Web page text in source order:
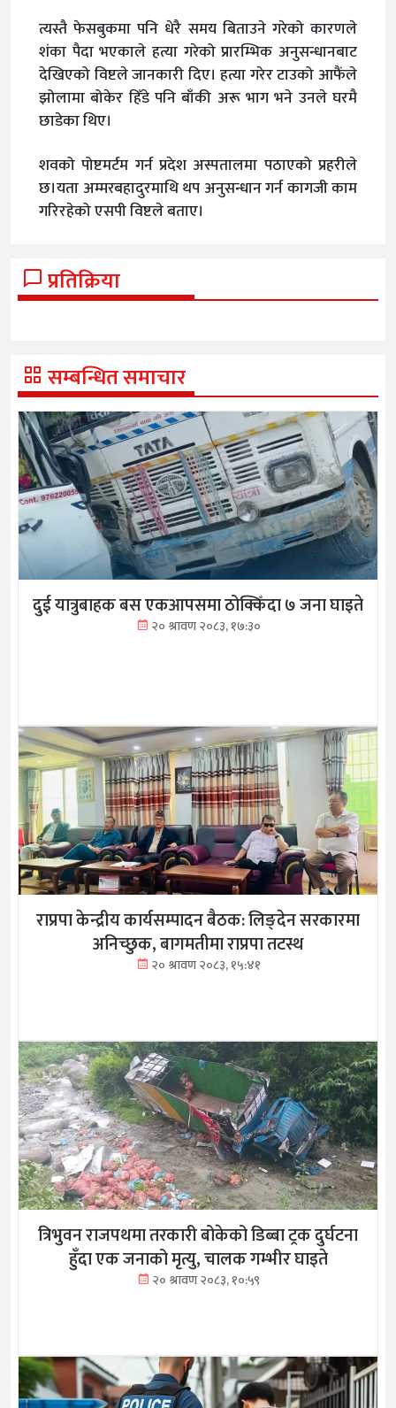
त्यस्तै फेसबुकमा पनि धेरै समय बिताउने गरेको कारणले
शंका पैदा भएकाले हत्या गरेको प्रारम्भिक अनुसन्धानबाट
देखिएको विष्टले जानकारी दिए। हत्या गरेर टाउको आफैंले
झोलामा बोकेर हिँडे पनि बाँकी अरू भाग भने उनले घरमै
छाडेका थिए।
शवको पोष्टमर्टम गर्न प्रदेश अस्पतालमा पठाएको प्रहरीले
छ।यता अम्मरबहादुरमाथि थप अनुसन्धान गर्न कागजी काम
गरिरहेको एसपी विष्टले बताए।
प्रतिक्रिया
सम्बन्धित समाचार
दुई यात्रुबाहक बस एकआपसमा ठोक्किँदा ७ जना घाइते
२० श्रावण २०८३, १७:३०
राप्रपा केन्द्रीय कार्यसम्पादन बैठक: लिङ्देन सरकारमा
अनिच्छुक, बागमतीमा राप्रपा तटस्थ
२० श्रावण २०८३, १५:४१
त्रिभुवन राजपथमा तरकारी बोकेको डिब्बा ट्रक दुर्घटना
हुँदा एक जनाको मृत्यु, चालक गम्भीर घाइते
२० श्रावण २०८३, १०:५९